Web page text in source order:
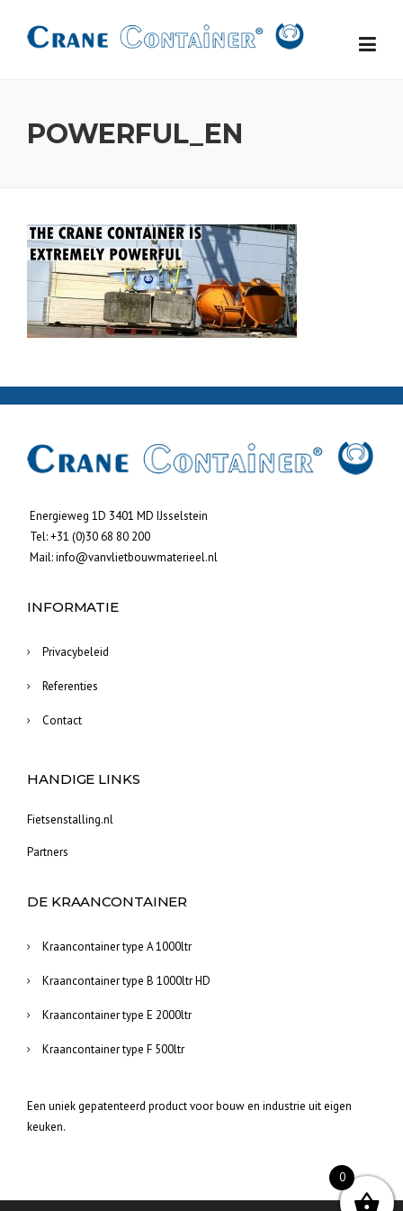
content
POWERFUL_EN
Energieweg 1D 3401 MD IJsselstein
Tel:+31 (0)30 68 80 200
Mail:info@vanvlietbouwmaterieel.nl
INFORMATIE
Privacybeleid
Referenties
Contact
HANDIGE LINKS
Fietsenstalling.nl
Partners
DE KRAANCONTAINER
Kraancontainer type A 1000ltr
Kraancontainer type B 1000ltr HD
Kraancontainer type E 2000ltr
Kraancontainer type F 500ltr
Een uniek gepatenteerd product voor bouw en industrie uit eigen
keuken.
0